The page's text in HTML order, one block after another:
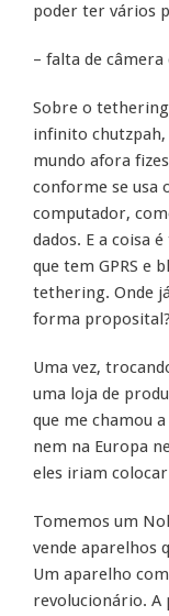
poder ter vários
– falta de
Sobre o
infinito chutzpah,
mundo afora
conforme se usa
computador,
dados. E a coisa
que tem GPRS e
tethering. Onde
forma proposital?
Uma vez,
uma loja de
que me chamou
nem na Europa
eles iriam
Tomemos um
vende aparelhos
Um aparelho
revolucionário. A